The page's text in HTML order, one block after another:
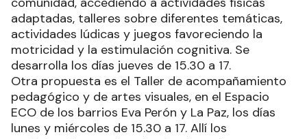
adaptadas, talleres sobre diferentes temáticas,
actividades lúdicas y juegos favoreciendo la
motricidad y la estimulación cognitiva. Se
desarrolla los días jueves de 15.30 a 17.
Otra propuesta es el Taller de acompañamiento
pedagógico y de artes visuales, en el Espacio
ECO de los barrios Eva Perón y La Paz, los días
lunes y miércoles de 15.30 a 17. Allí los